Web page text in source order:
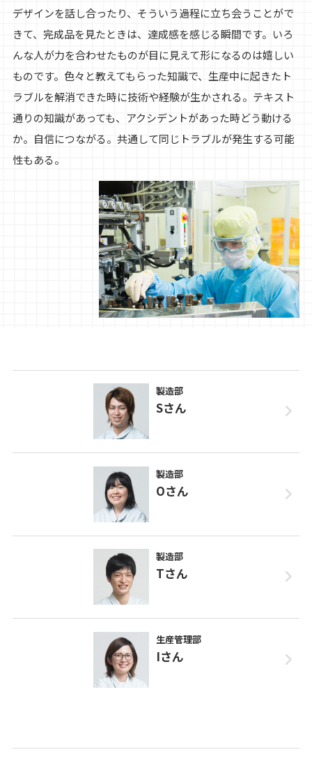
デザインを話し合ったり、そういう過程に立ち会うことがで
きて、完成品を見たときは、達成感を感じる瞬間です。いろ
んな人が力を合わせたものが目に見えて形になるのは嬉しい
ものです。色々と教えてもらった知識で、生産中に起きたト
ラブルを解消できた時に技術や経験が生かされる。テキスト
通りの知識があっても、アクシデントがあった時どう動ける
か。自信につながる。共通して同じトラブルが発生する可能
性もある。
製造部
Sさん
製造部
Oさん
製造部
Tさん
生産管理部
Iさん